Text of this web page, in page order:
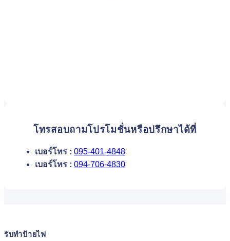
โทรสอบถามโปรโมชั่นหรือปรึกษาได้ที่
เบอร์โทร : 095-401-4848
เบอร์โทร : 094-706-4830
รับทำป้ายไฟ